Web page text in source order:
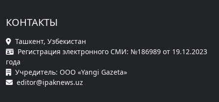
КОНТАКТЫ
Ташкент, Узбекистан
Регистрация электронного СМИ: №186989 от 19.12.2023
года
Учредитель: ООО «Yangi Gazeta»
editor@ipaknews.uz